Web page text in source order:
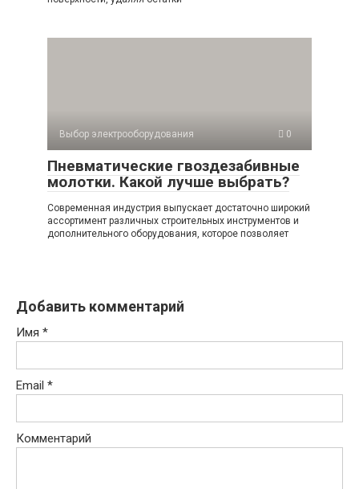
Выбор электрооборудования 0
Пневматические гвоздезабивные
молотки. Какой лучше выбрать?
Современная индустрия выпускает достаточно широкий
ассортимент различных строительных инструментов и
дополнительного оборудования, которое позволяет
Добавить комментарий
Имя *
Email *
Комментарий